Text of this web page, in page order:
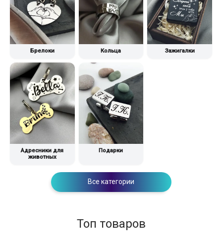
Брелоки Кольца Зажигалки
Адресники для
животных
Подарки
Все категории
Топ товаров